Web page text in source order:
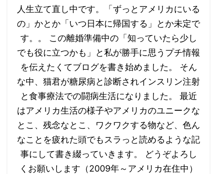
人生立て直し中です。「ずっとアメリカにいる
の」かとか「いつ日本に帰国する」とか未定で
す。。 この離婚準備中の「知っていたら少し
でも役に立つかも」と私が勝手に思うプチ情報
を伝えたくてブログを書き始めました。 そん
な中、猫君が糖尿病と診断されインスリン注射
と食事療法での闘病生活になりました。 最近
はアメリカ生活の様子やアメリカのユニークな
とこ、残念なとこ、ワクワクする物など、色ん
なことを疲れた頭でもスラっと読めるような記
事にして書き綴っていきます。 どうぞよろし
くお願いします（2009年～アメリカ在住中）